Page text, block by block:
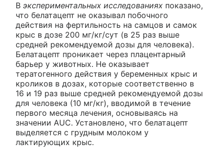
В экспериментальных исследованиях показано,
что белатацепт не оказывал побочного
действия на фертильность на самцов и самок
крыс в дозе 200 мг/кг/сут (в 25 раз выше
средней рекомендуемой дозы для человека).
Белатацепт проникает через плацентарный
барьер у животных. Не оказывает
тератогенного действия у беременных крыс и
кроликов в дозах, которые соответственно в
16 и 19 раз выше средней рекомендуемой дозы
для человека (10 мг/кг), вводимой в течение
первого месяца лечения, основываясь на
значении AUC. Установлено, что белатацепт
выделяется с грудным молоком у
лактирующих крыс.